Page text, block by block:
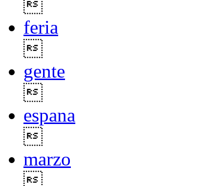
feria
gente
espana
marzo